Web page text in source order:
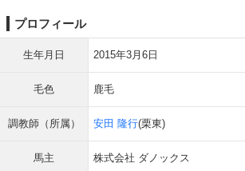
プロフィール
生年月日 2015年3月6日
毛色 鹿毛
調教師（所属） 安田 隆行(栗東)
馬主 株式会社 ダノックス